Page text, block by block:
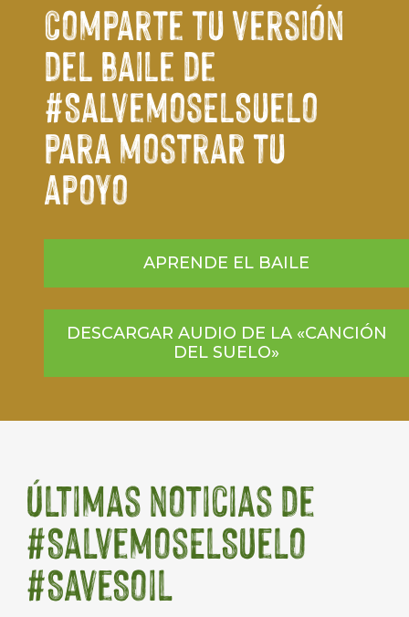
Comparte tu versión
del baile de
#SalvemosElSuelo
para mostrar tu
apoyo
APRENDE EL BAILE
DESCARGAR AUDIO DE LA «CANCIÓN
DEL SUELO»
Últimas noticias de
#SalvemosElSuelo
#SaveSoil